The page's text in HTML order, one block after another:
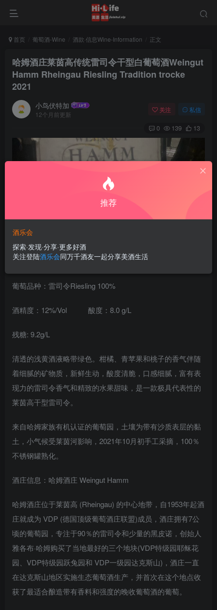
首页 葡萄酒-Wine 酒款·信息Wine-Information 正文
哈姆酒庄莱茵高传统雷司令干型白葡萄酒Weingut
Hamm Rheingau Riesling Tradition trocke
2021
小鸟伏特加
12个月前更新
关注 私信
0 139 13
葡萄品种：雷司令Riesling 100%
酒精度：12%/Vol 酸度：8.0 g/L
残糖: 9.2g/L
清透的浅黄酒液略带绿色。柑橘、青苹果和桃子的香气伴随
着细腻的矿物质，新鲜生动，酸度清脆，口感细腻，富有表
现力的雷司令香气和精致的水果甜味，是一款极具代表性的
莱茵高干型雷司令。
来自哈姆家族有机认证的葡萄园，土壤为带有沙质表层的黏
土，小气候受莱茵河影响，2021年10月初手工采摘，100％
不锈钢罐熟化。
酒庄信息：哈姆酒庄 Weingut Hamm
哈姆酒庄位于莱茵高 (Rheingau) 的中心地带，自1953年起酒
庄就成为 VDP (德国顶级葡萄酒庄联盟)成员，酒庄拥有7公
顷的葡萄园，专注于90％的雷司令和少量的黑皮诺，创始人
雅各布·哈姆购买了当地最好的三个地块(VDP特级园耶稣花
园、VDP特级园跃兔园和 VDP一级园达克斯山)，酒庄一直
在达克斯山地区实施生态葡萄酒生产，并首次在这个地点收
获了最适合酿造带有香料和强度的晚收葡萄酒的葡萄。
推荐
酒乐会
探索·发现·分享·更多好酒
关注登陆酒乐会同万千酒友一起分享美酒生活